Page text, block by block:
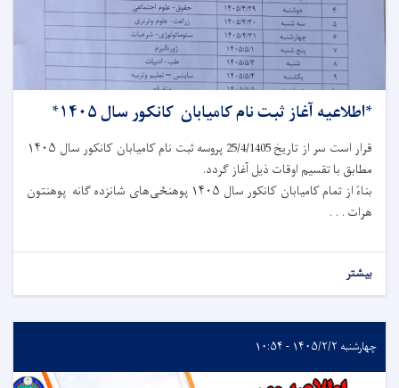
*اطلاعیه آغاز ثبت نام کامیابان کانکور سال ۱۴۰۵*
قرار است سر از تاریخ 25/4/1405 پروسه ثبت نام کامیابان کانکور سال ۱۴۰۵
مطابق با تقسیم اوقات ذیل آغاز گردد.
بناءً از تمام کامیابان کانکور سال ۱۴۰۵ پوهنځی‌های شانزده گانه پوهنتون
هرات . . .
بیشتر
چهارشنبه ۱۴۰۵/۲/۲ - ۱۰:۵۴